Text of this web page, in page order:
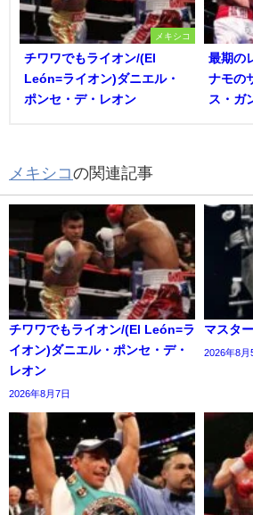
メキシコ
チワワでもライオン/(El
León=ライオン)ダニエル・
ポンセ・デ・レオン
最期の
ナモの
ス・ガ
メキシコの関連記事
チワワでもライオン/(El León=ラ
イオン)ダニエル・ポンセ・デ・
レオン
2026年8月7日
マスタ
2026年8月